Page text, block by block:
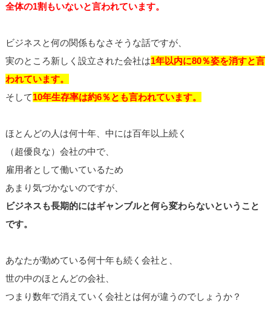
全体の1割もいないと言われています。
ビジネスと何の関係もなさそうな話ですが、
実のところ新しく設立された会社は1年以内に80％姿を消すと言
われています。
そして10年生存率は約6％とも言われています。
ほとんどの人は何十年、中には百年以上続く
（超優良な）会社の中で、
雇用者として働いているため
あまり気づかないのですが、
ビジネスも長期的にはギャンブルと何ら変わらないということ
です。
あなたが勤めている何十年も続く会社と、
世の中のほとんどの会社、
つまり数年で消えていく会社とは何が違うのでしょうか？